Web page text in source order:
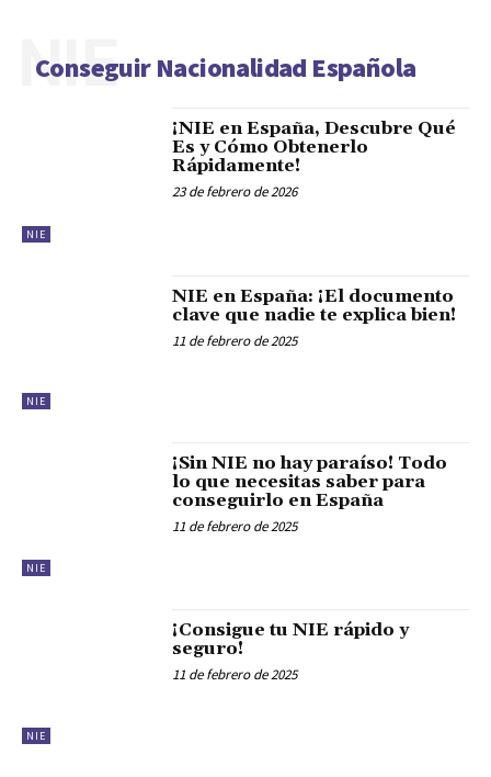
Conseguir Nacionalidad Española
NIE
NIE
¡NIE en España, Descubre Qué
Es y Cómo Obtenerlo
Rápidamente!
23 de febrero de 2026
NIE
NIE en España: ¡El documento
clave que nadie te explica bien!
11 de febrero de 2025
NIE
¡Sin NIE no hay paraíso! Todo
lo que necesitas saber para
conseguirlo en España
11 de febrero de 2025
NIE
¡Consigue tu NIE rápido y
seguro!
11 de febrero de 2025